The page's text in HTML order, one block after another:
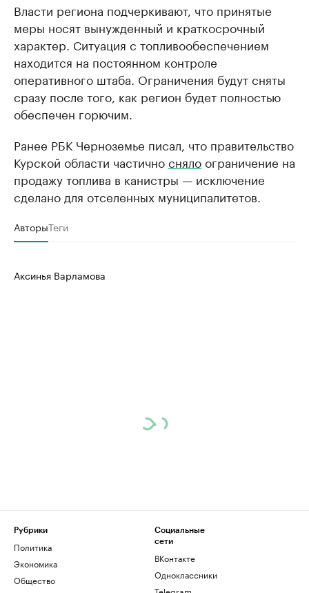
Власти региона подчеркивают, что принятые
меры носят вынужденный и краткосрочный
характер. Ситуация с топливообеспечением
находится на постоянном контроле
оперативного штаба. Ограничения будут сняты
сразу после того, как регион будет полностью
обеспечен горючим.
Ранее РБК Черноземье писал, что правительство
Курской области частичноснялоограничение на
продажу топлива в канистры — исключение
сделано для отселенных муниципалитетов.
АвторыТеги
Аксинья Варламова
Рубрики
Политика
Экономика
Общество
Социальные
сети
ВКонтакте
Одноклассники